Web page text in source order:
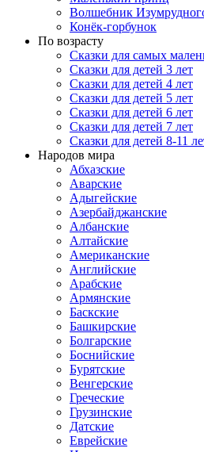
Волшебник
Конёк-горбунок
По возрасту
Сказки для самых
Сказки для детей 3 лет
Сказки для детей 4 лет
Сказки для детей 5 лет
Сказки для детей 6 лет
Сказки для детей 7 лет
Сказки для детей 8-11
Народов мира
Абхазские
Аварские
Адыгейские
Азербайджанские
Албанские
Алтайские
Американские
Английские
Арабские
Армянские
Баскские
Башкирские
Болгарские
Боснийские
Бурятские
Венгерские
Греческие
Грузинские
Датские
Еврейские